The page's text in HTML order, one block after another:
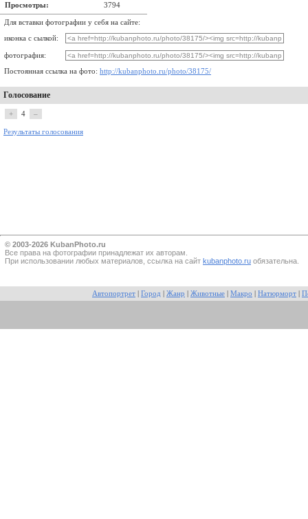
Просмотры: 3794
Для вставки фотографии у себя на сайте:
иконка с сылкой:
фотография:
Постоянная ссылка на фото: http://kubanphoto.ru/photo/38175/
Голосование
+ 4 –
Результаты голосования
© 2003-2026 KubanPhoto.ru
Все прaва на фотографии принадлежат их авторам.
При использовании любых материалов, ссылка на сайт kubanphoto.ru обязательна.
Автопортрет Город Жанр Животные Макро Натюрморт